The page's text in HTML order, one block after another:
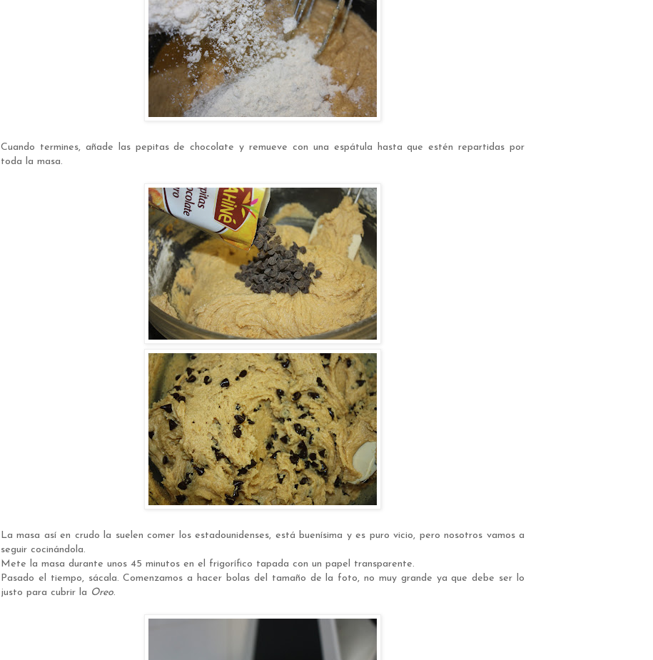
Cuando termines, añade las pepitas de chocolate y remueve con una espátula hasta que estén repartidas por
toda la masa.
La masa así en crudo la suelen comer los estadounidenses, está buenísima y es puro vicio, pero nosotros vamos a
seguir cocinándola.
Mete la masa durante unos 45 minutos en el frigorífico tapada con un papel transparente.
Pasado el tiempo, sácala. Comenzamos a hacer bolas del tamaño de la foto, no muy grande ya que debe ser lo
justo para cubrir la Oreo.